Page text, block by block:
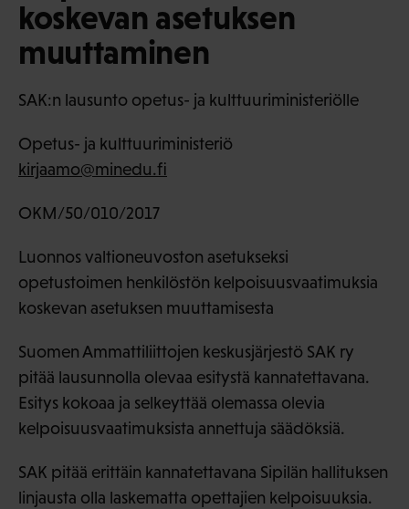
koskevan asetuksen
muuttaminen
SAK:n lausunto opetus- ja kulttuuriministeriölle
Opetus- ja kulttuuriministeriö
kirjaamo@minedu.fi
OKM/50/010/2017
Luonnos valtioneuvoston asetukseksi
opetustoimen henkilöstön kelpoisuusvaatimuksia
koskevan asetuksen muuttamisesta
Suomen Ammattiliittojen keskusjärjestö SAK ry
pitää lausunnolla olevaa esitystä kannatettavana.
Esitys kokoaa ja selkeyttää olemassa olevia
kelpoisuusvaatimuksista annettuja säädöksiä.
SAK pitää erittäin kannatettavana Sipilän hallituksen
linjausta olla laskematta opettajien kelpoisuuksia.